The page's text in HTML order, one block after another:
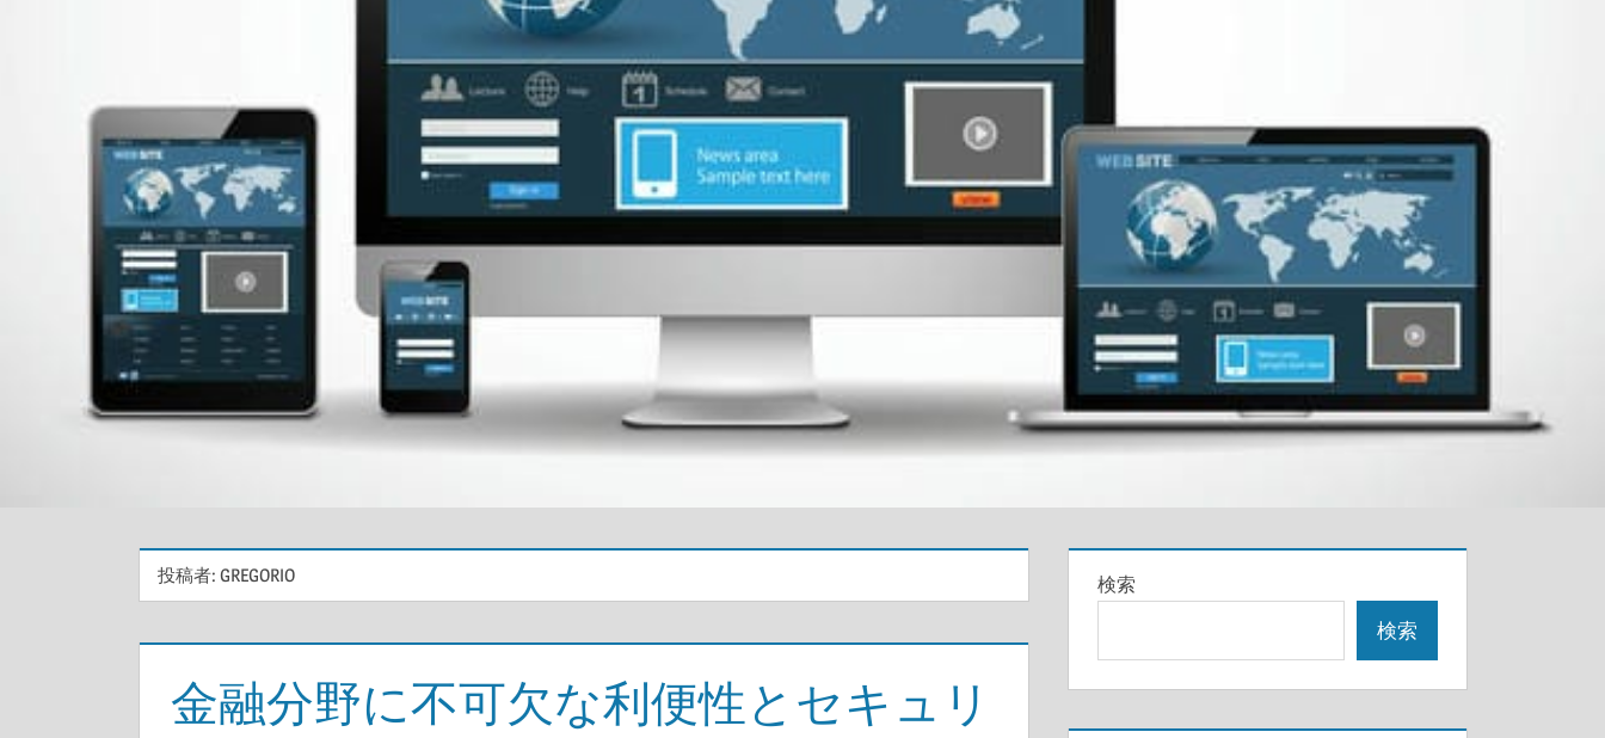
投稿者: GREGORIO
金融分野に不可欠な利便性とセキュリ
検索
検索